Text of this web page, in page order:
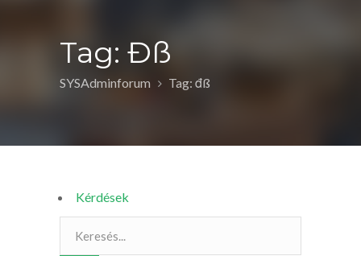
Tag: Đß
SYSAdminforum Tag: đß
Kérdések